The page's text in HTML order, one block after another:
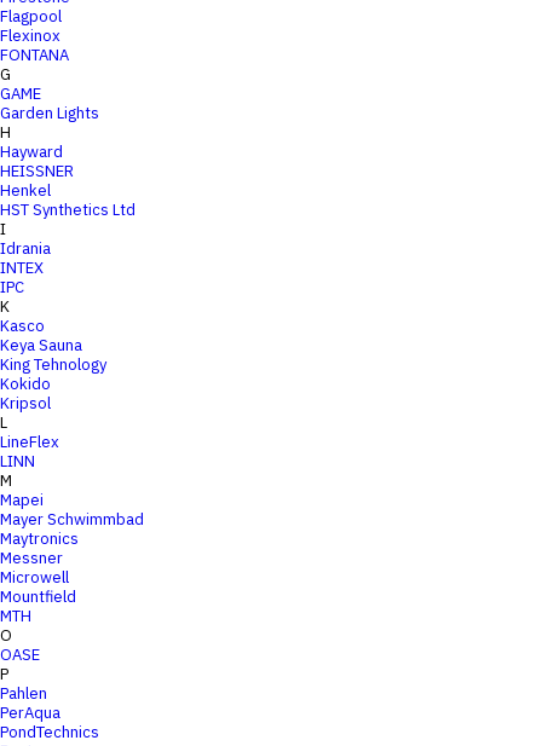
Flagpool
Flexinox
FONTANA
G
GAME
Garden Lights
H
Hayward
HEISSNER
Henkel
HST Synthetics Ltd
I
Idrania
INTEX
IPC
K
Kasco
Keya Sauna
King Tehnology
Kokido
Kripsol
L
LineFlex
LINN
M
Mapei
Mayer Schwimmbad
Maytronics
Messner
Microwell
Mountfield
MTH
O
OASE
P
Pahlen
PerAqua
PondTechnics